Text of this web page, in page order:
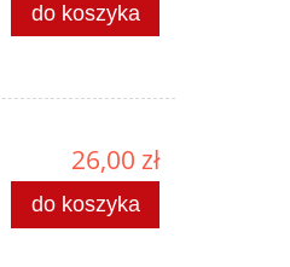
do koszyka
26,00 zł
do koszyka